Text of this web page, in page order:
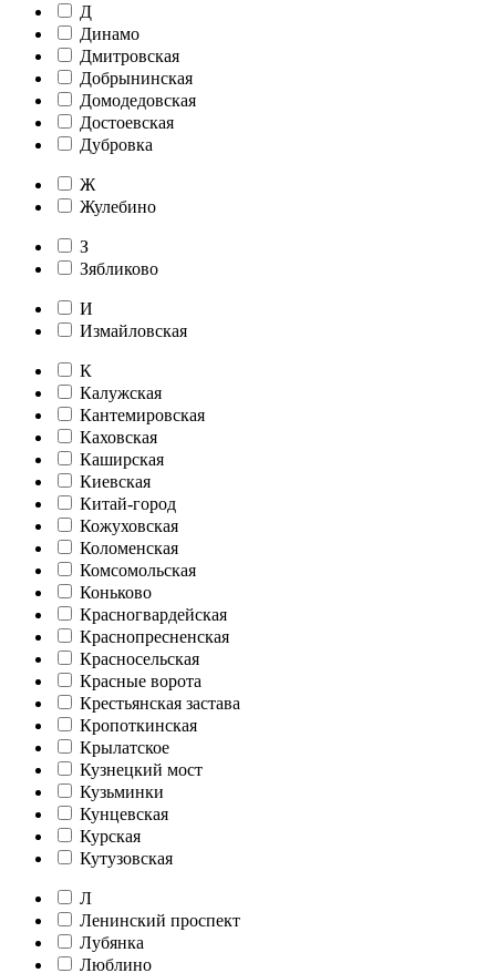
Д
Динамо
Дмитровская
Добрынинская
Домодедовская
Достоевская
Дубровка
Ж
Жулебино
З
Зябликово
И
Измайловская
К
Калужская
Кантемировская
Каховская
Каширская
Киевская
Китай-город
Кожуховская
Коломенская
Комсомольская
Коньково
Красногвардейская
Краснопресненская
Красносельская
Красные ворота
Крестьянская застава
Кропоткинская
Крылатское
Кузнецкий мост
Кузьминки
Кунцевская
Курская
Кутузовская
Л
Ленинский проспект
Лубянка
Люблино